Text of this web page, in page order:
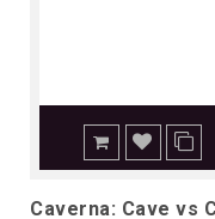
Caverna: Cave vs